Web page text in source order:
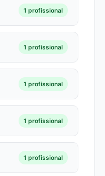
1 profissional
1 profissional
1 profissional
1 profissional
1 profissional